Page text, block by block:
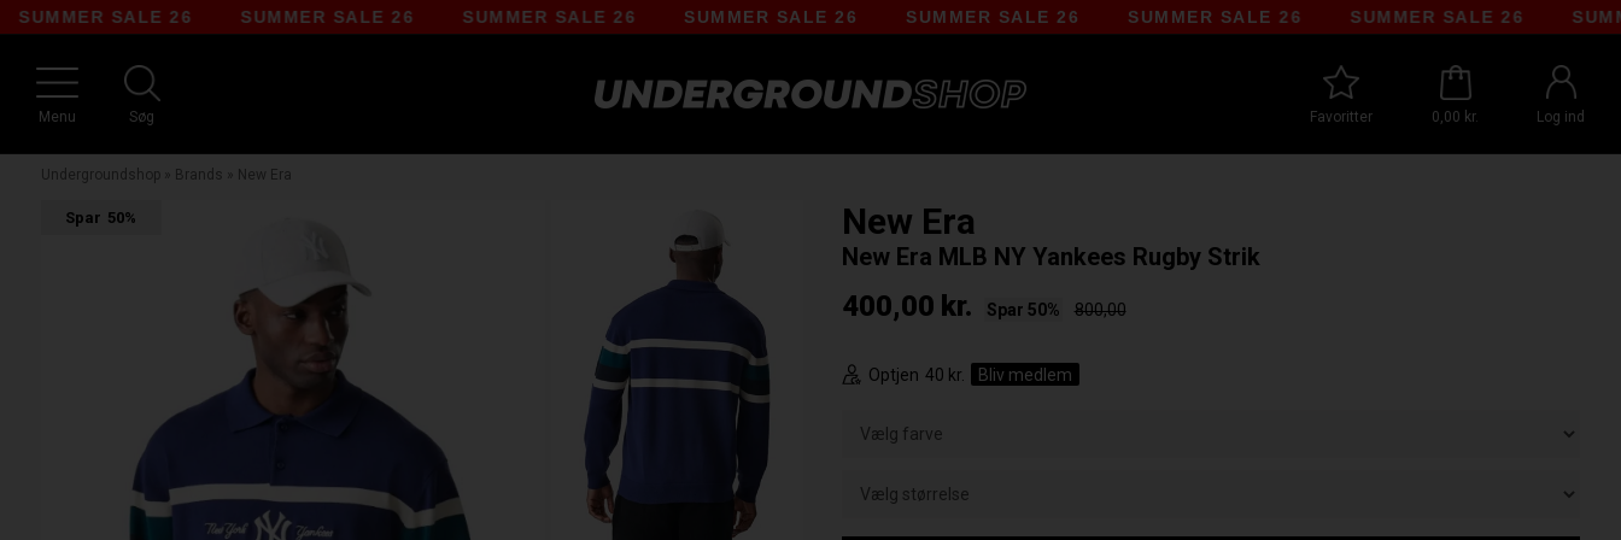
SALE 26 SUMMER SALE 26 SUMMER SALE 26 SUMMER SALE 26 SUMMER SALE 26 SUMMER SALE 26 SUMMER SALE 26
Favoritter 0,00 kr. Log ind
Menu Søg
Undergroundshop» Brands » New Era
Spar 50% New Era
New Era MLB NY Yankees Rugby Strik
400,00 kr. Spar 50% 800,00
Optjen 40 kr. Bliv medlem